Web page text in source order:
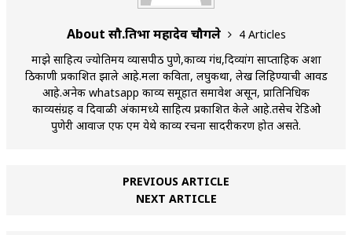
About सौ.प्रतिभा महादेव चौगले
4 Articles
माझे साहित्य ज्योतिर्मय व्यासपीठ पुणे,काव्य गंध,दिव्यांग साप्ताहिक अशा
ठिकाणी प्रकाशित झाले आहे.मला कविता, लघुकथा, लेख लिहिण्याची आवड
आहे.अनेक whatsapp काव्य समूहात समावेश असून, प्रातिनिधिक
काव्यसंग्रह व दिवाळी अंकामध्ये साहित्य प्रकाशित केले आहे.तसेच रेडिओ
पुणेरी आवाज एफ एम येथे काव्य रचना सादरीकरण होत असते.
PREVIOUS ARTICLE
NEXT ARTICLE